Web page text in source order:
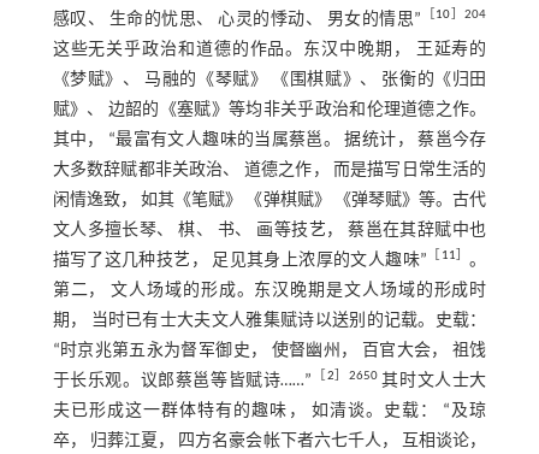
感叹、 生命的忧思、 心灵的悸动、 男女的情思”
10 ］204
这些无关乎政治和道德的作品。东汉中晚期， 王延寿的
《梦赋》、 马融的《琴赋》 《围棋赋》、 张衡的《归田
赋》、 边韶的《塞赋》等均非关乎政治和伦理道德之作。
其中， “最富有文人趣味的当属蔡邕。 据统计， 蔡邕今存
大多数辞赋都非关政治、 道德之作， 而是描写日常生活的
闲情逸致， 如其《笔赋》 《弹棋赋》 《弹琴赋》等。古代
文人多擅长琴、 棋、 书、 画等技艺， 蔡邕在其辞赋中也
描写了这几种技艺， 足见其身上浓厚的文人趣味”
11
。
第二， 文人场域的形成。东汉晚期是文人场域的形成时
期， 当时已有士大夫文人雅集赋诗以送别的记载。史载：
“时京兆第五永为督军御史， 使督幽州， 百官大会， 祖饯
于长乐观。议郎蔡邕等皆赋诗……”
2 ］2650其时文人士大
夫已形成这一群体特有的趣味， 如清谈。史载： “及琼
卒， 归葬江夏， 四方名豪会帐下者六七千人， 互相谈论，